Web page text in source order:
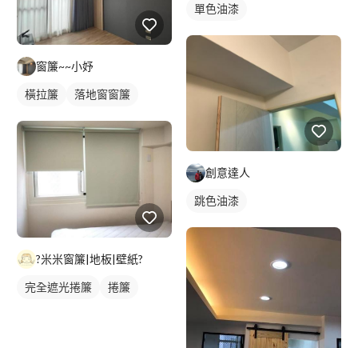
窗簾~~小妤
橫拉簾 落地窗窗簾
?米米窗簾|地板|壁紙?
完全遮光捲簾 捲簾
單色油漆
創意達人
跳色油漆